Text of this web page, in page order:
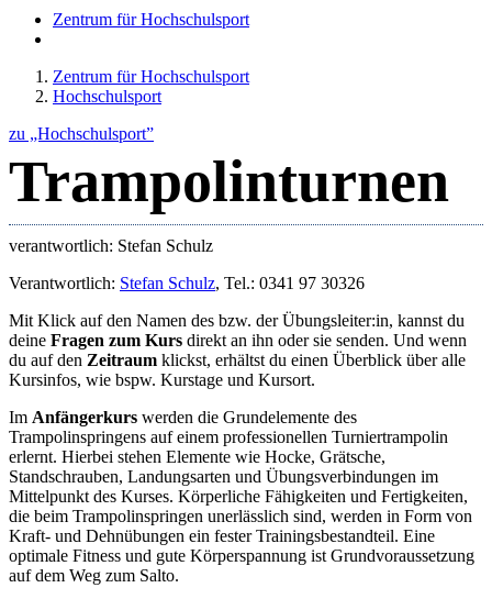
Zentrum für Hochschulsport
Zentrum für Hochschulsport
Hochschulsport
zu „Hochschulsport”
Trampolinturnen
verantwortlich: Stefan Schulz
Verantwortlich: Stefan Schulz, Tel.: 0341 97 30326
Mit Klick auf den Namen des bzw. der Übungsleiter:in, kannst du
deine Fragen zum Kurs direkt an ihn oder sie senden. Und wenn
du auf den Zeitraum klickst, erhältst du einen Überblick über alle
Kursinfos, wie bspw. Kurstage und Kursort.
Im Anfängerkurs werden die Grundelemente des
Trampolinspringens auf einem professionellen Turniertrampolin
erlernt. Hierbei stehen Elemente wie Hocke, Grätsche,
Standschrauben, Landungsarten und Übungsverbindungen im
Mittelpunkt des Kurses. Körperliche Fähigkeiten und Fertigkeiten,
die beim Trampolinspringen unerlässlich sind, werden in Form von
Kraft- und Dehnübungen ein fester Trainingsbestandteil. Eine
optimale Fitness und gute Körperspannung ist Grundvoraussetzung
auf dem Weg zum Salto.